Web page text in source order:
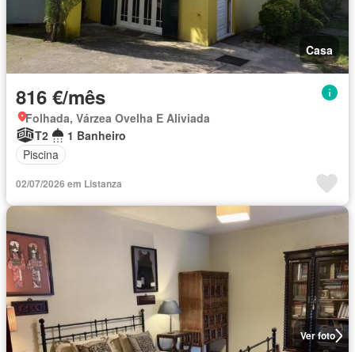
Casa
816 €/mês
Folhada, Várzea Ovelha E Aliviada
T2
1 Banheiro
Piscina
02/07/2026 em Listanza
Ver foto